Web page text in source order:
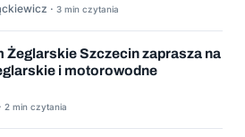
· 3 min czytania
Żeglarskie Szczecin zaprasza na
i motorowodne
2 min czytania